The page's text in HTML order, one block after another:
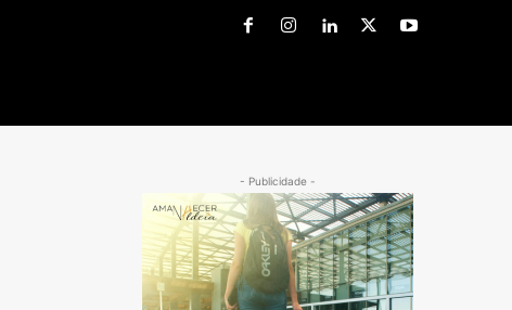
- Publicidade -